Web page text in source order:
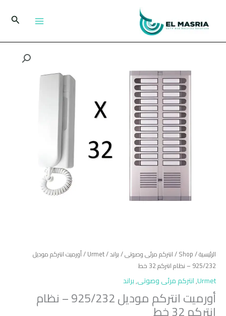
المحتوى
البحث
الرئيسية/
Shop
/انتركم مرئى وصوتى/براند/
Urmet/ أورميت انتركم موديل
925/232 – نظام انتركم 32 خط
Urmet
,انتركم مرئى وصوتى,براند
أورميت انتركم موديل 925/232 – نظام
انتركم 32 خط